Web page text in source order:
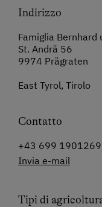
Indirizzo
Famiglia Bernhard
St. Andrä 56
9974 Prägraten
East Tyrol, Tirolo
Contatto
+43 699
Invia e-mail
Tipi di